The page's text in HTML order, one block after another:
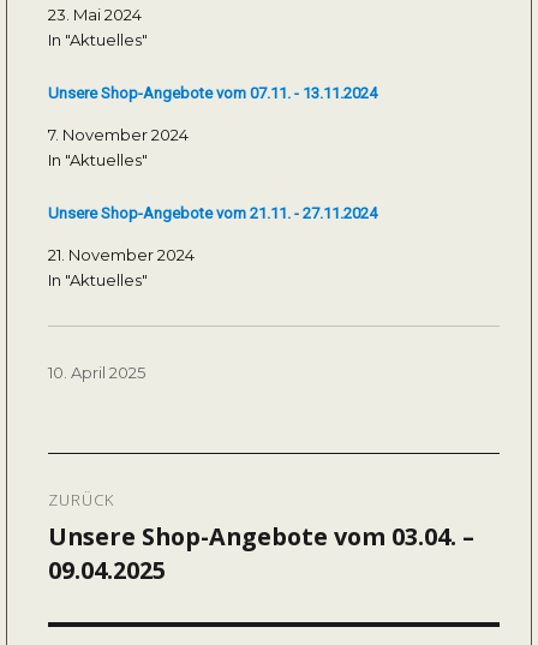
23. Mai 2024
In "Aktuelles"
Unsere Shop-Angebote vom 07.11. - 13.11.2024
7. November 2024
In "Aktuelles"
Unsere Shop-Angebote vom 21.11. - 27.11.2024
21. November 2024
In "Aktuelles"
Veröffentlicht
10. April 2025
ZURÜCK
Vorheriger
Beitrag:
Unsere Shop-Angebote vom 03.04. –
09.04.2025